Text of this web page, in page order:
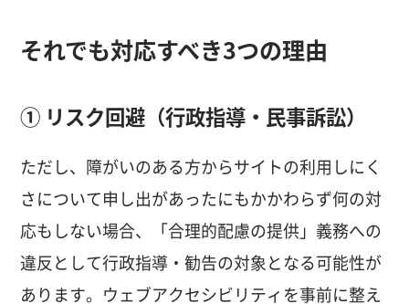
それでも対応すべき3つの理由
① リスク回避（行政指導・民事訴訟）
ただし、障がいのある方からサイトの利用しにく
さについて申し出があったにもかかわらず何の対
応もしない場合、「合理的配慮の提供」義務への
違反として行政指導・勧告の対象となる可能性が
あります。ウェブアクセシビリティを事前に整え